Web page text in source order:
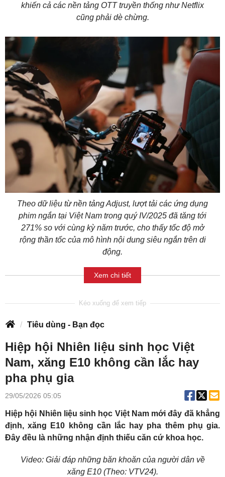
khiến cả các nền tảng OTT truyền thống như Netflix
cũng phải dè chừng.
Theo dữ liệu từ nền tảng Adjust, lượt tải các ứng dụng
phim ngắn tại Việt Nam trong quý IV/2025 đã tăng tới
271% so với cùng kỳ năm trước, cho thấy tốc độ mở
rộng thần tốc của mô hình nội dung siêu ngắn trên di
động.
Xem chi tiết
Tiêu dùng - Bạn đọc
Hiệp hội Nhiên liệu sinh học Việt
Nam, xăng E10 không cần lắc hay
pha phụ gia
29/05/2026 05:05
Hiệp hội Nhiên liệu sinh học Việt Nam mới đây đã khẳng
định, xăng E10 không cần lắc hay pha thêm phụ gia.
Đây đều là những nhận định thiếu căn cứ khoa học.
Video: Giải đáp những băn khoăn của người dân về
xăng E10 (Theo: VTV24).